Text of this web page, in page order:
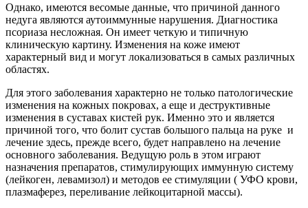
Однако, имеются весомые данные, что причиной данного
недуга являются аутоиммунные нарушения. Диагностика
псориаза несложная. Он имеет четкую и типичную
клиническую картину. Изменения на коже имеют
характерный вид и могут локализоваться в самых различных
областях.
Для этого заболевания характерно не только патологические
изменения на кожных покровах, а еще и деструктивные
изменения в суставах кистей рук. Именно это и является
причиной того, что болит сустав большого пальца на руке и
лечение здесь, прежде всего, будет направлено на лечение
основного заболевания. Ведущую роль в этом играют
назначения препаратов, стимулирующих иммунную систему
(лейкоген, левамизол) и методов ее стимуляции ( УФО крови,
плазмаферез, переливание лейкоцитарной массы).